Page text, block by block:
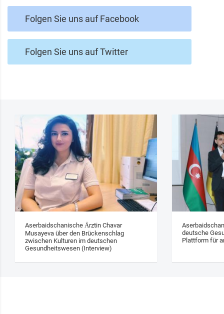
Folgen Sie uns auf Facebook
Folgen Sie uns auf Twitter
Aserbaidschanische Ärztin Chavar
Musayeva über den Brückenschlag
zwischen Kulturen im deutschen
Gesundheitswesen (Interview)
deutsche
Plattform für